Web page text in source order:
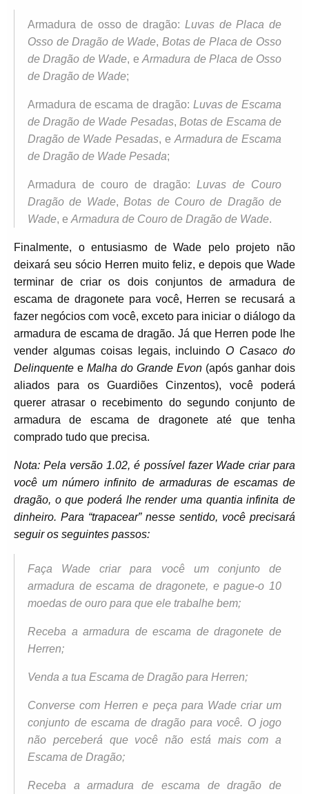
Armadura de osso de dragão: Luvas de Placa de
Osso de Dragão de Wade, Botas de Placa de Osso
de Dragão de Wade, eArmadura de Placa de Osso
de Dragão de Wade;
Armadura de escama de dragão: Luvas de Escama
de Dragão de Wade Pesadas, Botas de Escama de
Dragão de Wade Pesadas, e Armadura de Escama
de Dragão de Wade Pesada;
Armadura de couro de dragão: Luvas de Couro
Dragão de Wade,Botas de Couro de Dragão de
Wade, e Armadura de Couro de Dragão de Wade.
Finalmente, o entusiasmo de Wade pelo projeto não
deixará seu sócio Herren muito feliz, e depois que Wade
terminar de criar os dois conjuntos de armadura de
escama de dragonete para você, Herren se recusará a
fazer negócios com você, exceto para iniciar o diálogo da
armadura de escama de dragão. Já que Herren pode lhe
vender algumas coisas legais, incluindoO Casaco do
Delinquente e Malha do Grande Evon (após ganhar dois
aliados para os Guardiões Cinzentos), você poderá
querer atrasar o recebimento do segundo conjunto de
armadura de escama de dragonete até que tenha
comprado tudo que precisa.
Nota: Pela versão 1.02, é possível fazer Wade criar para
você um número infinito de armaduras de escamas de
dragão, o que poderá lhe render uma quantia infinita de
dinheiro. Para “trapacear” nesse sentido, você precisará
seguir os seguintes passos:
Faça Wade criar para você um conjunto de
armadura de escama de dragonete, e pague-o 10
moedas de ouro para que ele trabalhe bem;
Receba a armadura de escama de dragonete de
Herren;
Venda a tua Escama de Dragão para Herren;
Converse com Herren e peça para Wade criar um
conjunto de escama de dragão para você. O jogo
não perceberá que você não está mais com a
Escama de Dragão;
Receba a armadura de escama de dragão de